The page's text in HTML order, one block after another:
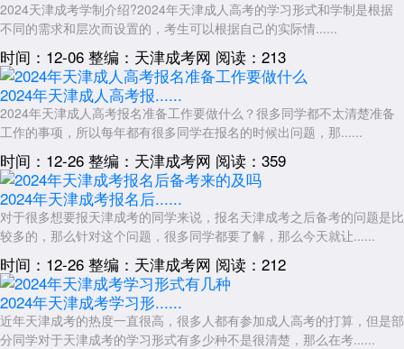
2024天津成考学制介绍?2024年天津成人高考的学习形式和学制是根据
不同的需求和层次而设置的，考生可以根据自己的实际情......
时间：12-06 整编：天津成考网 阅读：213
2024年天津成人高考报......
2024年天津成人高考报名准备工作要做什么？很多同学都不太清楚准备
工作的事项，所以每年都有很多同学在报名的时候出问题，那......
时间：12-26 整编：天津成考网 阅读：359
2024年天津成考报名后......
对于很多想要报天津成考的同学来说，报名天津成考之后备考的问题是比
较多的，那么针对这个问题，很多同学都要了解，那么今天就让......
时间：12-26 整编：天津成考网 阅读：212
2024年天津成考学习形......
近年天津成考的热度一直很高，很多人都有参加成人高考的打算，但是部
分同学对于天津成考的学习形式有多少种不是很清楚，那么在考......